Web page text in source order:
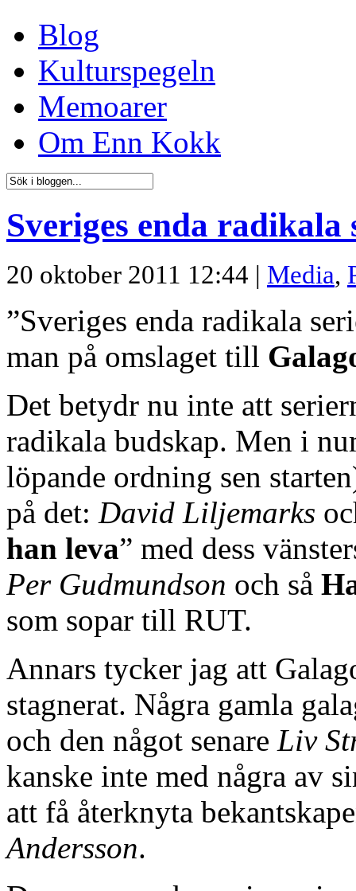
Blog
Kulturspegeln
Memoarer
Om Enn Kokk
Sveriges enda
20 oktober 2011 12:44 | Media,
”Sveriges enda radikala
man på omslaget till
Det betydr nu inte att
radikala budskap. Men i
löpande ordning sen
på det: David Liljemarks
han leva” med dess
Per Gudmundson och så
som sopar till RUT.
Annars tycker jag att
stagnerat. Några gamla
och den något senare Liv
kanske inte med några av
att få återknyta
Andersson.